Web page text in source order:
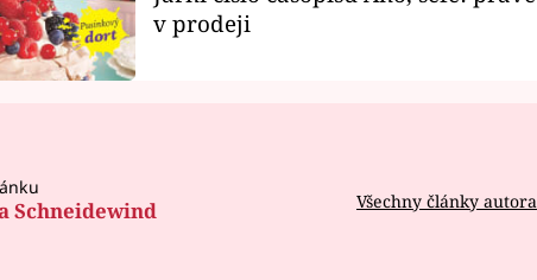
v prodeji
Schneidewind Všechny články autora